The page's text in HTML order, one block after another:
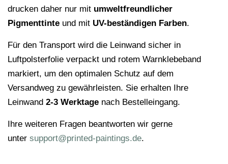
drucken daher nur mit umweltfreundlicher
Pigmenttinte und mit UV-beständigen Farben.
Für den Transport wird die Leinwand sicher in
Luftpolsterfolie verpackt und rotem Warnklebeband
markiert, um den optimalen Schutz auf dem
Versandweg zu gewährleisten. Sie erhalten Ihre
Leinwand 2-3 Werktage nach Bestelleingang.
Ihre weiteren Fragen beantworten wir gerne
unter support@printed-paintings.de.